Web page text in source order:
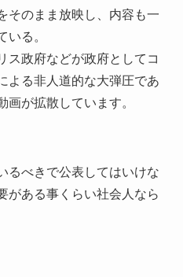
そのまま放映し、内容も一
いる。
ス政府などが政府としてコ
よる非人道的な大弾圧であ
画が拡散しています。
るべきで公表してはいけな
がある事くらい社会人なら